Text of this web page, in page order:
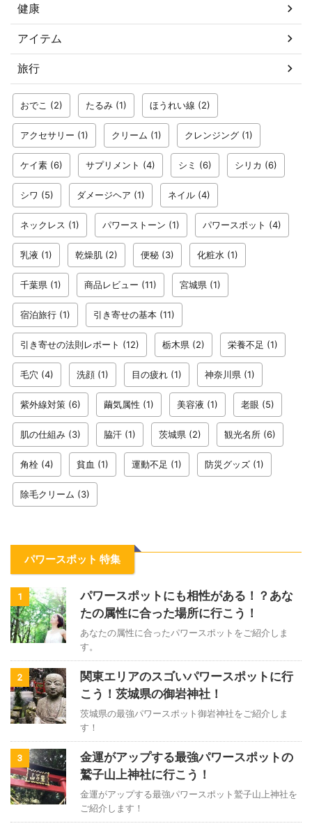
健康
アイテム
旅行
おでこ (2) たるみ (1) ほうれい線 (2)
アクセサリー (1) クリーム (1) クレンジング (1)
ケイ素 (6) サプリメント (4) シミ (6) シリカ (6)
シワ (5) ダメージヘア (1) ネイル (4)
ネックレス (1) パワーストーン (1) パワースポット (4)
乳液 (1) 乾燥肌 (2) 便秘 (3) 化粧水 (1)
千葉県 (1) 商品レビュー (11) 宮城県 (1)
宿泊旅行 (1) 引き寄せの基本 (11)
引き寄せの法則レポート (12) 栃木県 (2) 栄養不足 (1)
毛穴 (4) 洗顔 (1) 目の疲れ (1) 神奈川県 (1)
紫外線対策 (6) 繭気属性 (1) 美容液 (1) 老眼 (5)
肌の仕組み (3) 脇汗 (1) 茨城県 (2) 観光名所 (6)
角栓 (4) 貧血 (1) 運動不足 (1) 防災グッズ (1)
除毛クリーム (3)
パワースポット 特集
1
パワースポットにも相性がある！？あな
たの属性に合った場所に行こう！
あなたの属性に合ったパワースポットをご紹介しま
す。
2
関東エリアのスゴいパワースポットに行
こう！茨城県の御岩神社！
茨城県の最強パワースポット御岩神社をご紹介しま
す！
3
金運がアップする最強パワースポットの
鷲子山上神社に行こう！
金運がアップする最強パワースポット鷲子山上神社を
ご紹介します！